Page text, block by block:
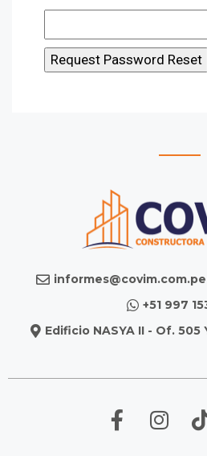
informes@covim.com.pe
+51 997
Edificio NASYA II - Of.